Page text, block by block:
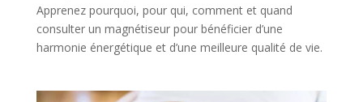
Apprenez pourquoi, pour qui, comment et quand
consulter un magnétiseur pour bénéficier d’une
harmonie énergétique et d’une meilleure qualité de vie.